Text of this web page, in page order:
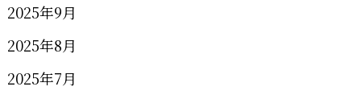
2025年9月
2025年8月
2025年7月